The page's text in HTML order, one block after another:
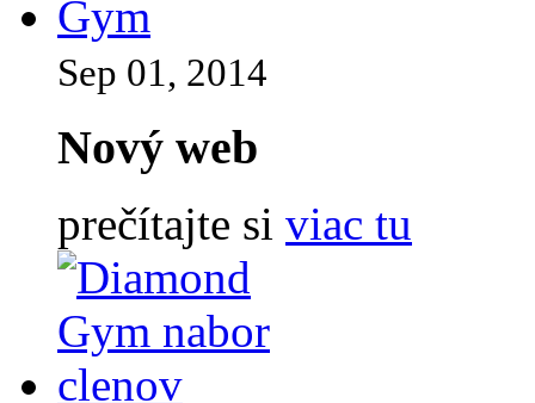
Sep 01, 2014
Nový web
prečítajte si viac tu